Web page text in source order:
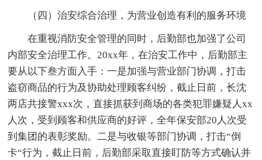
（四）治安综合治理，为营业创造有利的服务环境
在重视消防安全管理的同时，后勤部也加强了公司
内部安全治理工作。20xx年，在治安工作中，后勤部主
要从以下叁方面入手：一是加强与营业部门协调，打击
盗窃商品的行为及协助处理顾客纠纷，截止日前，长沈
两店共接警xxx次，直接抓获到商场的各类犯罪嫌疑人xx
人次，受到顾客和供应商的好评，全年保安部20人次受
到集团的表彰奖励。二是与收银等部门协调，打击“倒
卡“行为，截止日前，后勤部采取直接盯防等方式确认并